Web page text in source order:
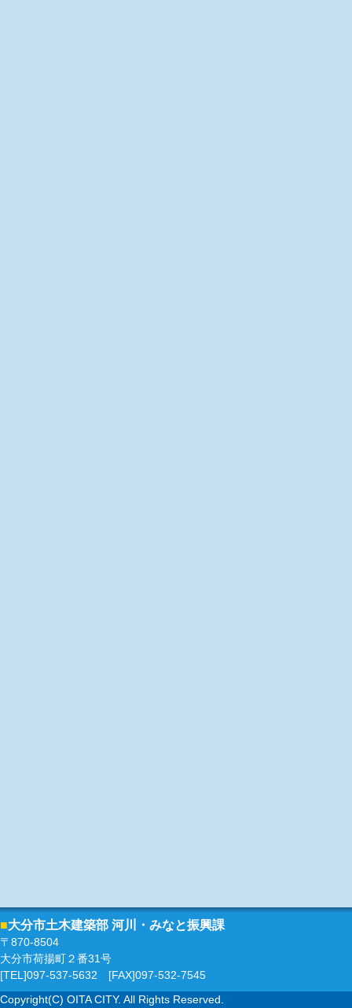
■大分市土木建築部 河川・みなと振興課
〒870-8504
大分市荷揚町２番31号
[TEL]097-537-5632 [FAX]097-532-7545
Copyright(C) OITA CITY. All Rights Reserved.